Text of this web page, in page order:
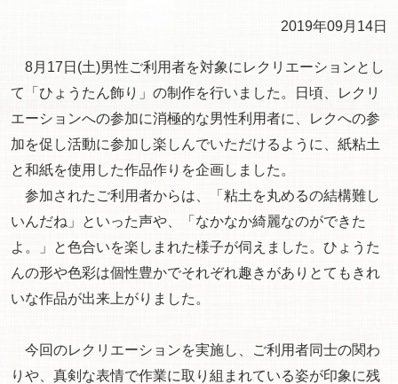
2019年09月14日
8月17日(土)男性ご利用者を対象にレクリエーションとし
て「ひょうたん飾り」の制作を行いました。日頃、レクリ
エーションへの参加に消極的な男性利用者に、レクへの参
加を促し活動に参加し楽しんでいただけるように、紙粘土
と和紙を使用した作品作りを企画しました。
参加されたご利用者からは、「粘土を丸めるの結構難し
いんだね」といった声や、「なかなか綺麗なのができた
よ。」と色合いを楽しまれた様子が伺えました。ひょうた
んの形や色彩は個性豊かでそれぞれ趣きがありとてもきれ
いな作品が出来上がりました。
今回のレクリエーションを実施し、ご利用者同士の関わ
りや、真剣な表情で作業に取り組まれている姿が印象に残